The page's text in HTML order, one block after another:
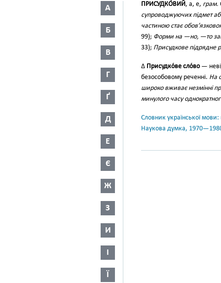
А
Б
В
Г
Ґ
Д
Е
Є
Ж
З
И
І
Ї
ПРИСУДКО́ВИЙ, а, е, грам.
супроводжуючих підмет
частиною стає
99); Форми на —но, —то
33); Присудкове підрядне
∆ Присудко́ве сло́во—
безособовому реченні. На
широко вживає незмінні
минулого часу
Словник української
Наукова думка,